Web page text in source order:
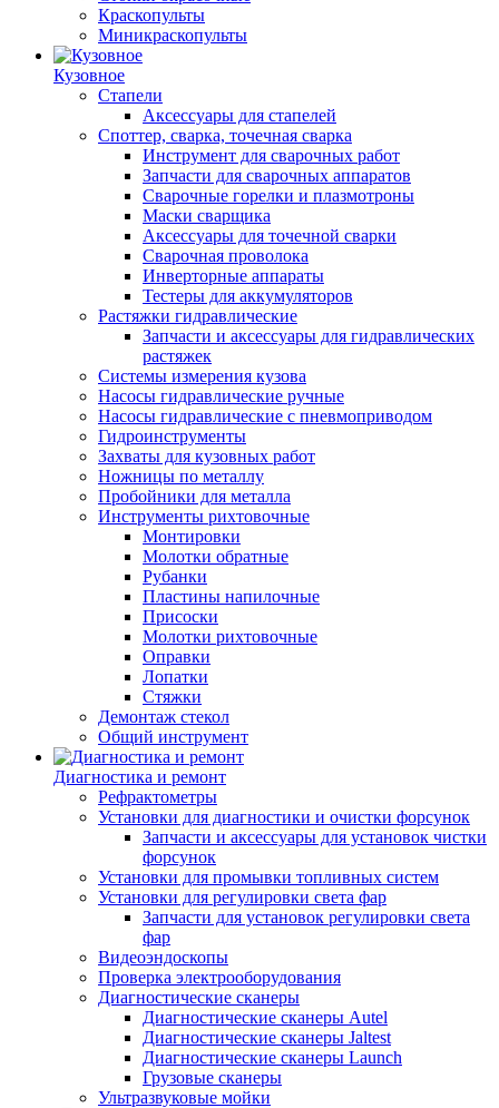
Краскопульты
Миникраскопульты
Кузовное
Стапели
Аксессуары для стапелей
Споттер, сварка, точечная сварка
Инструмент для сварочных работ
Запчасти для сварочных аппаратов
Сварочные горелки и плазмотроны
Маски сварщика
Аксессуары для точечной сварки
Сварочная проволока
Инверторные аппараты
Тестеры для аккумуляторов
Растяжки гидравлические
Запчасти и аксессуары для гидравлических
растяжек
Системы измерения кузова
Насосы гидравлические ручные
Насосы гидравлические с пневмоприводом
Гидроинструменты
Захваты для кузовных работ
Ножницы по металлу
Пробойники для металла
Инструменты рихтовочные
Монтировки
Молотки обратные
Рубанки
Пластины напилочные
Присоски
Молотки рихтовочные
Оправки
Лопатки
Стяжки
Демонтаж стекол
Общий инструмент
Диагностика и ремонт
Рефрактометры
Установки для диагностики и очистки форсунок
Запчасти и аксессуары для установок чистки
форсунок
Установки для промывки топливных систем
Установки для регулировки света фар
Запчасти для установок регулировки света
фар
Видеоэндоскопы
Проверка электрооборудования
Диагностические сканеры
Диагностические сканеры Autel
Диагностические сканеры Jaltest
Диагностические сканеры Launch
Грузовые сканеры
Ультразвуковые мойки